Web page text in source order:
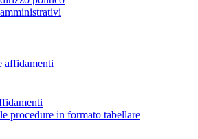
affidamenti
procedure in formato tabellare